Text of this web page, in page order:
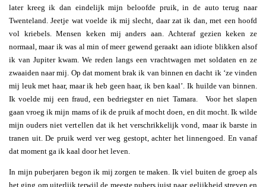
later kreeg ik dan eindelijk mijn beloofde pruik, in de auto terug naar
Twenteland. Jeetje wat voelde ik mij slecht, daar zat ik dan, met een hoofd
vol kriebels. Mensen keken mij anders aan. Achteraf gezien keken ze
normaal, maar ik was al min of meer gewend geraakt aan idiote blikken alsof
ik van Jupiter kwam. We reden langs een vrachtwagen met soldaten en ze
zwaaiden naar mij. Op dat moment brak ik van binnen en dacht ik ‘ze vinden
mij leuk met haar, maar ik heb geen haar, ik ben kaal’. Ik huilde van binnen.
Ik voelde mij een fraud, een bedriegster en niet Tamara. Voor het slapen
gaan vroeg ik mijn mams of ik de pruik af mocht doen, en dit mocht. Ik wilde
mijn ouders niet vertellen dat ik het verschrikkelijk vond, maar ik barste in
tranen uit. De pruik werd ver weg gestopt, achter het linnengoed. En vanaf
dat moment ga ik kaal door het leven.
In mijn puberjaren begon ik mij zorgen te maken. Ik viel buiten de groep als
het ging om uiterlijk terwijl de meeste pubers juist naar gelijkheid streven en